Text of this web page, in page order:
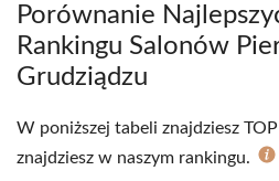
Porównanie
Rankingu Salonów
Grudziądzu
W poniższej tabeli znajdziesz
znajdziesz w naszym rankingu.